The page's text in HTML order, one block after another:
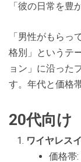
「彼の日常を豊
「男性がもらっ
格別」というテ
ョン」に沿った
す。年代と価格
20代向け
ワイヤレス
価格帯: